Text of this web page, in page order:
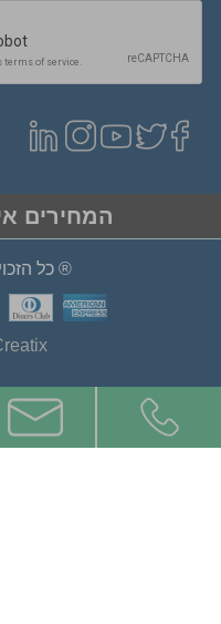
המחירים
® כל